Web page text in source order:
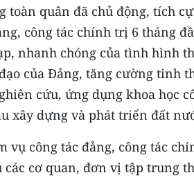
toàn quân đã chủ động, tích
công tác chính trị 6 tháng
nhanh chóng của tình hình
của Đảng, tăng cường tinh
cứu, ứng dụng khoa học
xây dựng và phát triển đất
vụ công tác đảng, công tác
các cơ quan, đơn vị tập trung